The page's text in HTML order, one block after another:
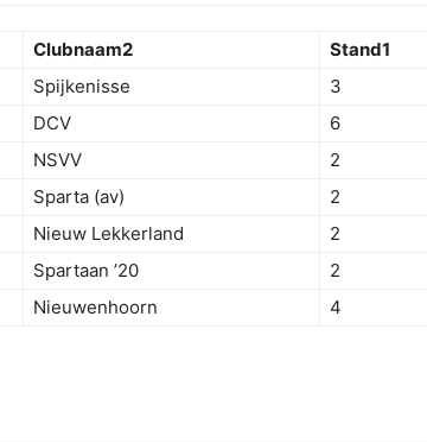
Clubnaam2 Stand1
Spijkenisse 3
DCV 6
NSVV 2
Sparta (av) 2
Nieuw Lekkerland 2
Spartaan ’20 2
Nieuwenhoorn 4